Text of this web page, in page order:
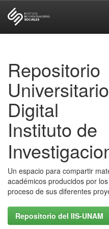
Repositorio
Universitario
Digital
Instituto de
Un espacio para compartir
académicos producidos por
proceso de sus diferentes
Repositorio del IIS-UNAM